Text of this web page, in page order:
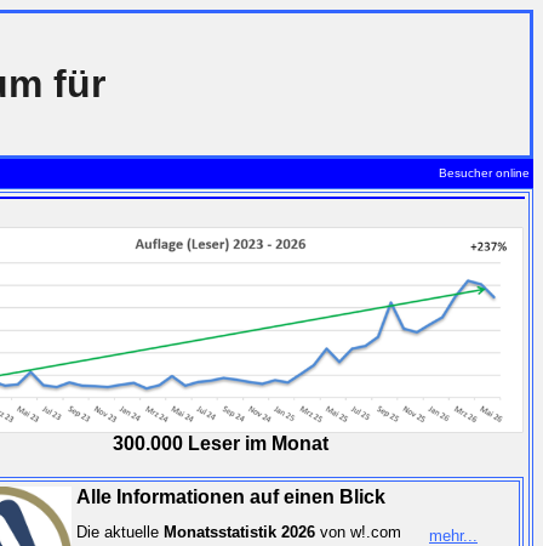
für
Besucher online
300.000 Leser im Monat
Alle Informationen auf einen Blick
Die aktuelle Monatsstatistik 2026 von w!.com
mehr...